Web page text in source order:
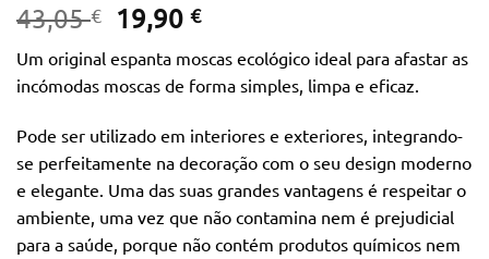
43,05€
O
preço
original
era:
43,05 €.
19,90€O
atual
é:
19,90 €.
Um original espanta moscas ecológico ideal para afastar as
incómodas moscas de forma simples, limpa e eficaz.
Pode ser utilizado em interiores e exteriores, integrando-
se perfeitamente na decoração com o seu design moderno
e elegante. Uma das suas grandes vantagens é respeitar o
ambiente, uma vez que não contamina nem é prejudicial
para a saúde, porque não contém produtos químicos nem